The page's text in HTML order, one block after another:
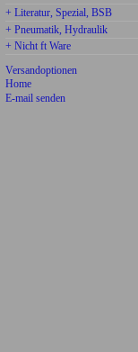
+ Literatur, Spezial, BSB
+ Pneumatik, Hydraulik
+ Nicht ft Ware
Versandoptionen
Home
E-mail senden